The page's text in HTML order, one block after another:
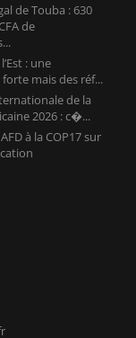
de Touba : 630
de
: une
mais des réf...
de la
2026 : c�...
à la COP17 sur